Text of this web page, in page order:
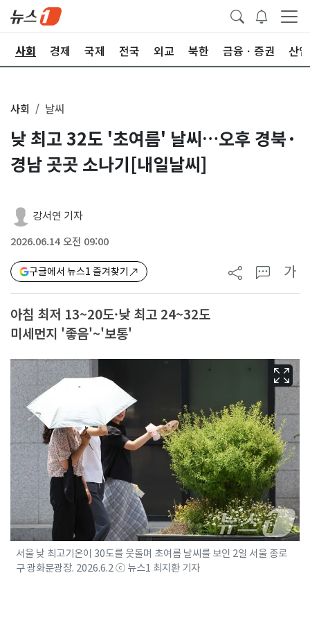
사회 경제 국제 전국 외교 북한 금융ㆍ증권 산업
사회 날씨
낮 최고 32도 '초여름' 날씨…오후 경북·
경남 곳곳 소나기[내일날씨]
강서연 기자
2026.06.14 오전 09:00
구글에서 뉴스1 즐겨찾기 가
아침 최저 13~20도·낮 최고 24~32도
미세먼지 '좋음'~'보통'
서울 낮 최고기온이 30도를 웃돌며 초여름 날씨를 보인 2일 서울 종로
구 광화문광장. 2026.6.2 ⓒ 뉴스1 최지환 기자